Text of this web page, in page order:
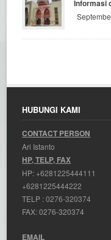
Informasi
HUBUNGI KAMI
CONTACT PERSON
Ari Istanto
HP, TELP, FAX
HP: +6281225444111
+6281225444222
TELP :0276-320374
FAX: 0276-320374
EMAIL